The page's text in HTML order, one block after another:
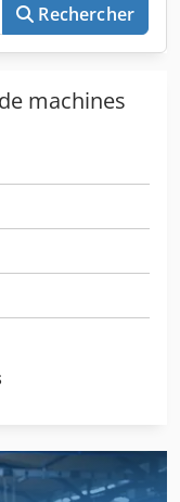
Rechercher
machines
Intronic